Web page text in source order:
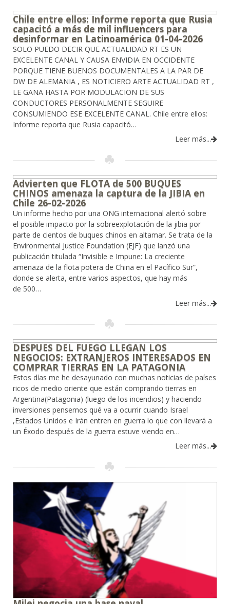
Chile entre ellos: Informe reporta que Rusia
capacitó a más de mil influencers para
desinformar en Latinoamérica 01-04-2026
SOLO PUEDO DECIR QUE ACTUALIDAD RT ES UN
EXCELENTE CANAL Y CAUSA ENVIDIA EN OCCIDENTE
PORQUE TIENE BUENOS DOCUMENTALES A LA PAR DE
DW DE ALEMANIA , ES NOTICIERO ARTE ACTUALIDAD RT ,
LE GANA HASTA POR MODULACION DE SUS
CONDUCTORES PERSONALMENTE SEGUIRE
CONSUMIENDO ESE EXCELENTE CANAL. Chile entre ellos:
Informe reporta que Rusia capacitó…
Leer más...
Advierten que FLOTA de 500 BUQUES
CHINOS amenaza la captura de la JIBIA en
Chile 26-02-2026
Un informe hecho por una ONG internacional alertó sobre
el posible impacto por la sobreexplotación de la jibia por
parte de cientos de buques chinos en altamar. Se trata de la
Environmental Justice Foundation (EJF) que lanzó una
publicación titulada “Invisible e Impune: La creciente
amenaza de la flota potera de China en el Pacífico Sur”,
donde se alerta, entre varios aspectos, que hay más
de 500…
Leer más...
DESPUES DEL FUEGO LLEGAN LOS
NEGOCIOS: EXTRANJEROS INTERESADOS EN
COMPRAR TIERRAS EN LA PATAGONIA
Estos días me he desayunado con muchas noticias de países
ricos de medio oriente que están comprando tierras en
Argentina(Patagonia) (luego de los incendios) y haciendo
inversiones pensemos qué va a ocurrir cuando Israel
,Estados Unidos e Irán entren en guerra lo que con llevará a
un Éxodo después de la guerra estuve viendo en…
Leer más...